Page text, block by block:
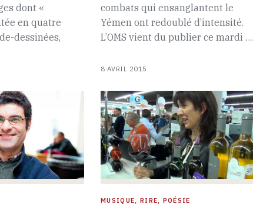
dont «
en quatre
dessinées,
combats qui ensanglantent le
Yémen ont redoublé d’intensité.
L’OMS vient du publier ce mardi …
8 AVRIL 2015
MUSIQUE, RIRE, POÉSIE